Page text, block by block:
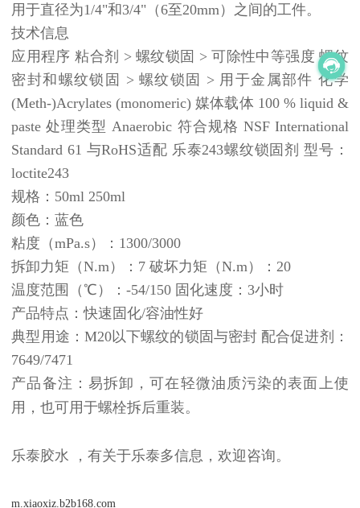
用于直径为1/4"和3/4"（6至20mm）之间的工件。
技术信息
应用程序 粘合剂 > 螺纹锁固 > 可除性中等强度 螺纹
密封和螺纹锁固 > 螺纹锁固 > 用于金属部件 化学
(Meth-)Acrylates (monomeric) 媒体载体 100 % liquid &
paste 处理类型 Anaerobic 符合规格 NSF International
Standard 61 与RoHS适配 乐泰243螺纹锁固剂 型号：
loctite243
规格：50ml 250ml
颜色：蓝色
粘度（mPa.s）：1300/3000
拆卸力矩（N.m）：7 破坏力矩（N.m）：20
温度范围（℃）：-54/150 固化速度：3小时
产品特点：快速固化/容油性好
典型用途：M20以下螺纹的锁固与密封 配合促进剂：
7649/7471
产品备注：易拆卸，可在轻微油质污染的表面上使
用，也可用于螺栓拆后重装。
乐泰胶水 ，有关于乐泰多信息，欢迎咨询。
m.xiaoxiz.b2b168.com